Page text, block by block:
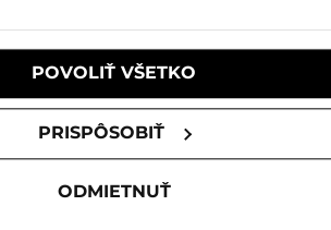
POVOLIŤ VŠETKO
PRISPÔSOBIŤ
ODMIETNUŤ